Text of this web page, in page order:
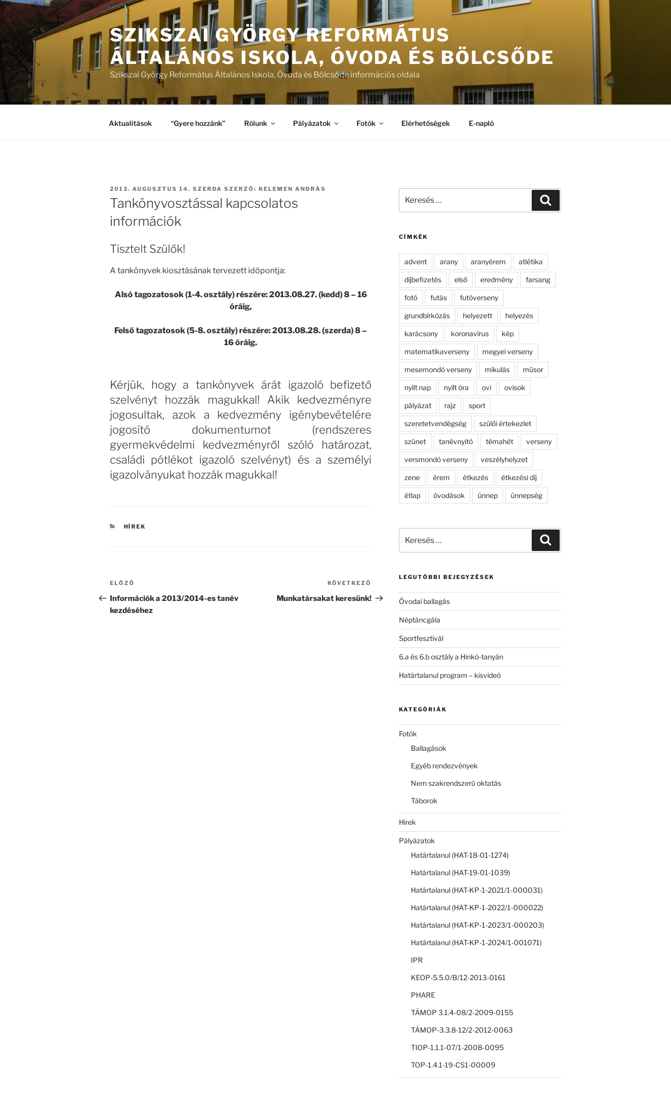
Tartalomhoz
SZIKSZAI GYÖRGY REFORMÁTUS
ÁLTALÁNOS ISKOLA, ÓVODA ÉS BÖLCSŐDE
Szikszai György Református Általános Iskola, Óvoda és Bölcsőde információs oldala
Aktualitások “Gyere hozzánk” Rólunk Pályázatok Fotók Elérhetőségek E-napló
BEKÜLDVE:
2013. AUGUSZTUS 14. SZERDA SZERZŐ: KELEMEN ANDRÁS
Tankönyvosztással kapcsolatos
információk
Tisztelt Szülők!
A tankönyvek kiosztásának tervezett időpontja:
Alsó tagozatosok (1-4. osztály) részére: 2013.08.27. (kedd) 8 – 16
óráig,
Felső tagozatosok (5-8. osztály) részére: 2013.08.28. (szerda) 8 –
16 óráig.
Kérjük, hogy a tankönyvek árát igazoló befizető
szelvényt hozzák magukkal! Akik kedvezményre
jogosultak, azok a kedvezmény igénybevételére
jogosító dokumentumot (rendszeres
gyermekvédelmi kedvezményről szóló határozat,
családi pótlékot igazoló szelvényt) és a személyi
igazolványukat hozzák magukkal!
KATEGÓRIÁK
HÍREK
Bejegyzés
navigáció
Korábbi
bejegyzés
ELŐZŐ
Információk a 2013/2014-es tanév
kezdéséhez
bejegyzés
KÖVETKEZŐ
Munkatársakat keresünk!
következő
CÍMKÉK
advent arany aranyérem atlétika
díjbefizetés első eredmény farsang
fotó futás futóverseny
grundbírkózás helyezett helyezés
karácsony koronavírus kép
matematikaverseny megyei verseny
mesemondó verseny mikulás műsor
nyílt nap nyílt óra ovi ovisok
pályázat rajz sport
szeretetvendégség szülői értekezlet
szünet tanévnyitó témahét verseny
versmondó verseny veszélyhelyzet
zene érem étkezés étkezési díj
étlap óvodások ünnep ünnepség
következő
LEGUTÓBBI BEJEGYZÉSEK
Óvodai ballagás
Néptáncgála
Sportfesztivál
6.a és 6.b osztály a Hinkó-tanyán
Határtalanul program – kisvideó
KATEGÓRIÁK
Fotók
Ballagások
Egyéb rendezvények
Nem szakrendszerű oktatás
Táborok
Hírek
Pályázatok
Határtalanul (HAT-18-01-1274)
Határtalanul (HAT-19-01-1039)
Határtalanul (HAT-KP-1-2021/1-000031)
Határtalanul (HAT-KP-1-2022/1-000022)
Határtalanul (HAT-KP-1-2023/1-000203)
Határtalanul (HAT-KP-1-2024/1-001071)
IPR
KEOP-5.5.0/B/12-2013-0161
PHARE
TÁMOP 3.1.4-08/2-2009-0155
TÁMOP-3.3.8-12/2-2012-0063
TIOP-1.1.1-07/1-2008-0095
TOP-1.4.1-19-CS1-00009